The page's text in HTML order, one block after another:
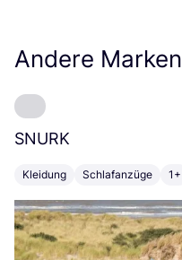
Andere Marken
SNURK
Kleidung Schlafanzüge 1+